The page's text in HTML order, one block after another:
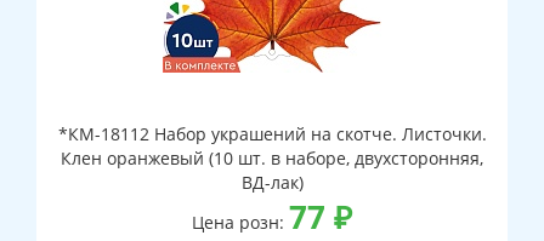
*КМ-18112 Набор украшений на скотче. Листочки.
Клен оранжевый (10 шт. в наборе, двухсторонняя,
ВД-лак)
Цена розн: 77 ₽